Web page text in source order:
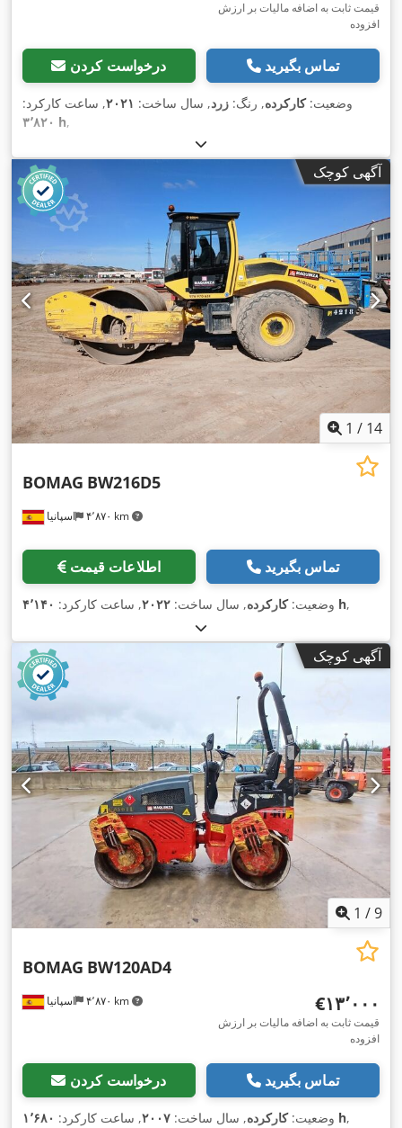
قیمت ثابت به اضافه مالیات بر ارزش
افزوده
درخواست کردن تماس بگیرید
وضعیت:کارکرده, رنگ: زرد, سال ساخت: ۲۰۲۱, ساعت کارکرد:
۳٬۸۲۰ h,
آگهی کوچک
1 / 14
اسپانیا ۴٬۸۷۰ km
BOMAG BW216D5
اطلاعات قیمت تماس بگیرید
وضعیت:کارکرده, سال ساخت: ۲۰۲۲, ساعت کارکرد: ۴٬۱۴۰ h,
آگهی کوچک
1 /9
اسپانیا ۴٬۸۷۰ km
BOMAG BW120AD4
‎€۱۳٬۰۰۰
قیمت ثابت به اضافه مالیات بر ارزش
افزوده
درخواست کردن تماس بگیرید
وضعیت:کارکرده, سال ساخت: ۲۰۰۷, ساعت کارکرد: ۱٬۶۸۰ h,